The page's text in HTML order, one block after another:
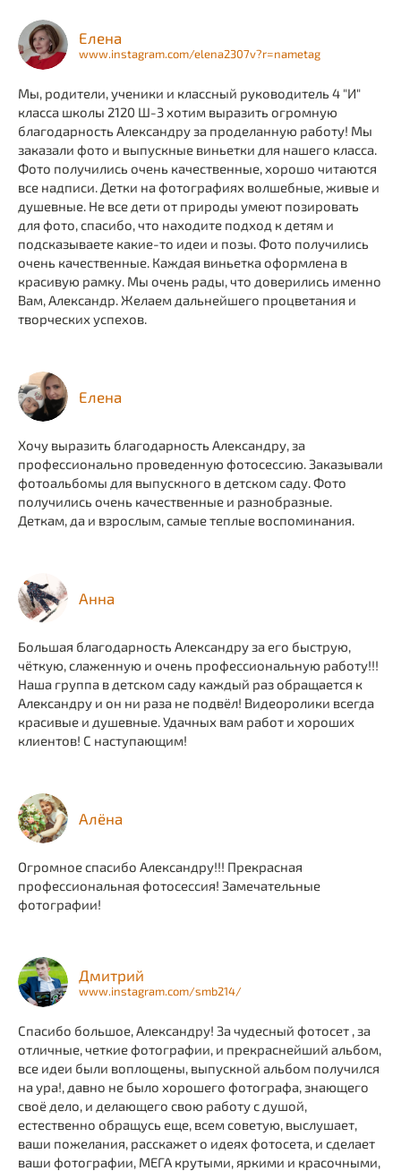
Елена
www.instagram.com/elena2307v?r=nametag
Мы, родители, ученики и классный руководитель 4 "И"
класса школы 2120 Ш-3 хотим выразить огромную
благодарность Александру за проделанную работу! Мы
заказали фото и выпускные виньетки для нашего класса.
Фото получились очень качественные, хорошо читаются
все надписи. Детки на фотографиях волшебные, живые и
душевные. Не все дети от природы умеют позировать
для фото, спасибо, что находите подход к детям и
подсказываете какие-то идеи и позы. Фото получились
очень качественные. Каждая виньетка оформлена в
красивую рамку. Мы очень рады, что доверились именно
Вам, Александр. Желаем дальнейшего процветания и
творческих успехов.
Елена
Хочу выразить благодарность Александру, за
профессионально проведенную фотосессию. Заказывали
фотоальбомы для выпускного в детском саду. Фото
получились очень качественные и разнобразные.
Деткам, да и взрослым, самые теплые воспоминания.
Анна
Большая благодарность Александру за его быструю,
чёткую, слаженную и очень профессиональную работу!!!
Наша группа в детском саду каждый раз обращается к
Александру и он ни раза не подвёл! Видеоролики всегда
красивые и душевные. Удачных вам работ и хороших
клиентов! С наступающим!
Алёна
Огромное спасибо Александру!!! Прекрасная
профессиональная фотосессия! Замечательные
фотографии!
Дмитрий
www.instagram.com/smb214/
Спасибо большое, Александру! За чудесный фотосет , за
отличные, четкие фотографии, и прекраснейший альбом,
все идеи были воплощены, выпускной альбом получился
на ура!, давно не было хорошего фотографа, знающего
своё дело, и делающего свою работу с душой,
естественно обращусь еще, всем советую, выслушает,
ваши пожелания, расскажет о идеях фотосета, и сделает
ваши фотографии, МЕГА крутыми, яркими и красочными,